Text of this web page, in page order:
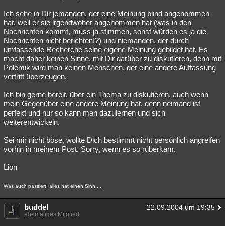
Ich sehe in Dir jemanden, der eine Meinung blind angenommen
hat, weil er sie irgendwoher angenommen hat (was in den
Nachrichten kommt, muss ja stimmen, sonst würden es ja die
Nachrichten nicht berichten!?) und niemanden, der durch
umfassende Recherche seine eigene Meinung gebildet hat. Es
macht daher keinen Sinne, mit Dir darüber zu diskutieren, denn mit
Polemik wird man keinen Menschen, der eine andere Auffassung
vertritt überzeugen.
Ich bin gerne bereit, über ein Thema zu diskutieren, auch wenn
mein Gegenüber eine andere Meinung hat, denn neimand ist
perfekt und nur so kann man dazulernen und sich
weiterentwickeln.
Sei mir nicht böse, wollte Dich bestimmt nicht persönlich angreifen
vorhin in meinem Post. Sorry, wenn es so rüberkam.
Lion
Was auch passiert, alles hat einen Sinn ...
buddel 22.09.2004 um 19:35
ehemaliges Mitglied